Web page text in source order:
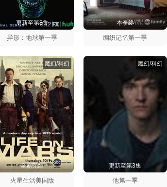
更新至第8集
异形：地球第一季
本季终
编织记忆第一季
全剧完结
魔幻/科幻
火星生活美国版
更新至第3集
魔幻/科幻
他第一季